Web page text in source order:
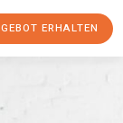
ERHALTEN